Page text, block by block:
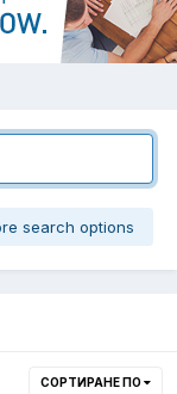
search options
СОРТИРАНЕ ПО